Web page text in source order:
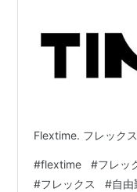
Flextime. フレック
#flextime #フレッ
#フレックス #自